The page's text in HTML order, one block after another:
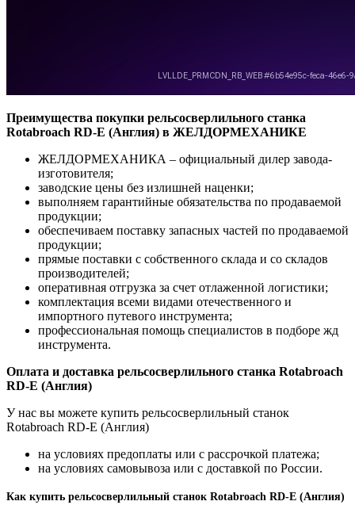
Преимущества покупки рельсосверлильного станка
Rotabroach RD-E (Англия) в ЖЕЛДОРМЕХАНИКЕ
ЖЕЛДОРМЕХАНИКА – официальный дилер завода-
изготовителя;
заводские цены без излишней наценки;
выполняем гарантийные обязательства по продаваемой
продукции;
обеспечиваем поставку запасных частей по продаваемой
продукции;
прямые поставки с собственного склада и со складов
производителей;
оперативная отгрузка за счет отлаженной логистики;
комплектация всеми видами отечественного и
импортного путевого инструмента;
профессиональная помощь специалистов в подборе жд
инструмента.
Оплата и доставка рельсосверлильного станка Rotabroach
RD-E (Англия)
У нас вы можете купить рельсосверлильный станок
Rotabroach RD-E (Англия)
на условиях предоплаты или с рассрочкой платежа;
на условиях самовывоза или с доставкой по России.
Как купить рельсосверлильный станок Rotabroach RD-E (Англия)